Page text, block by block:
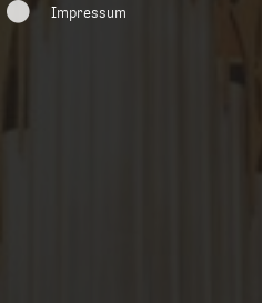
Impressum